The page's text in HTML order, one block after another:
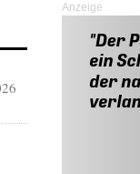
Anzeige